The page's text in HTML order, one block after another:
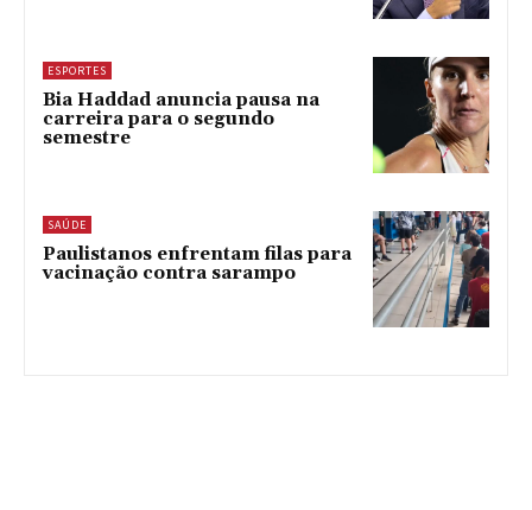
ESPORTES
Bia Haddad anuncia pausa na
carreira para o segundo
semestre
SAÚDE
Paulistanos enfrentam filas para
vacinação contra sarampo